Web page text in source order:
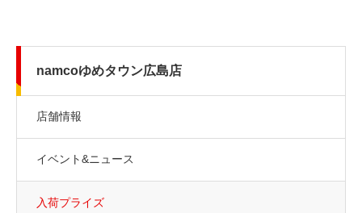
namcoゆめタウン広島店
店舗情報
イベント&ニュース
入荷プライズ